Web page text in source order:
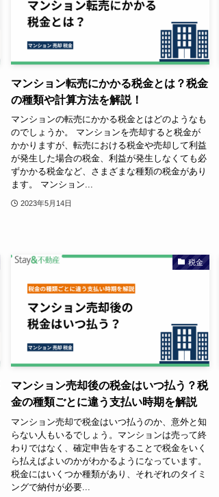
マンション転売にかかる税金とは？税金
の種類や計算方法を解説！
マンションの転売にかかる税金とはどのようなも
のでしょうか。 マンションを売却すると税金が
かかりますが、転売における税金や売却して利益
が発生した場合の税金、利益が発生しなくても必
ずかかる税金など、さまざまな種類の税金があり
ます。 マンション...
2023年5月14日
税金
マンション売却後の税金はいつ払う？税
金の種類ごとに違う支払い時期を解説
マンション売却で税金はいつ払うのか、意外と知
らない人もいるでしょう。マンションは売って終
わりではなく、確定申告をすることで税金をいく
ら払えばよいのかがわかるようになっています。
税金にはいくつか種類があり、それぞれのタイミ
ングで納付が必要...